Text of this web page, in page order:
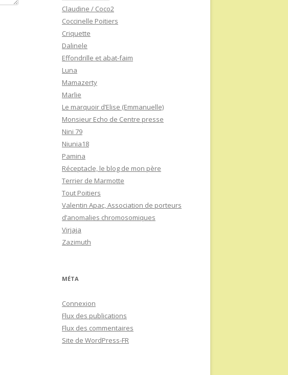
Claudine / Coco2
Coccinelle Poitiers
Criquette
Dalinele
Effondrille et abat-faim
Luna
Mamazerty
Marlie
Le marquoir d’Elise (Emmanuelle)
Monsieur Echo de Centre presse
Nini 79
Niunia18
Pamina
Réceptacle, le blog de mon père
Terrier de Marmotte
Tout Poitiers
Valentin Apac, Association de porteurs
d’anomalies chromosomiques
Virjaja
Zazimuth
MÉTA
Connexion
Flux des publications
Flux des commentaires
Site de WordPress-FR